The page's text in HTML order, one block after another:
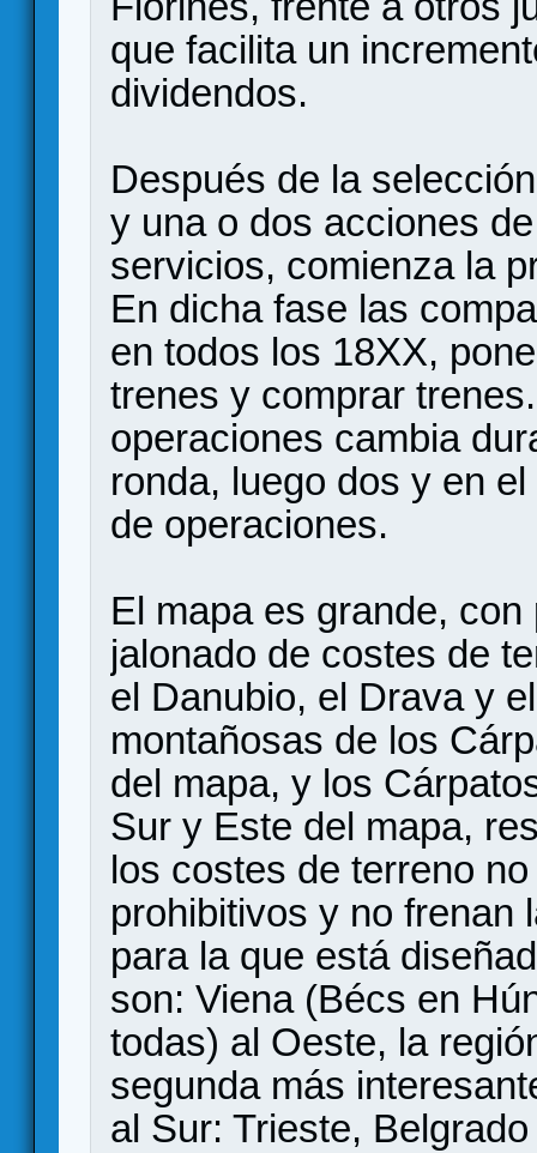
que facilita un
dividendos.
Después de la
y una o dos acciones
servicios, comienza la
En dicha fase las
en todos los 18XX,
trenes y comprar
operaciones cambia
ronda, luego dos y en
de operaciones.
El mapa es grande,
jalonado de costes de
el Danubio, el Drava y
montañosas de los
del mapa, y los
Sur y Este del mapa,
los costes de terreno
prohibitivos y no frenan
para la que está
son: Viena (Bécs en
todas) al Oeste, la
segunda más
al Sur: Trieste,